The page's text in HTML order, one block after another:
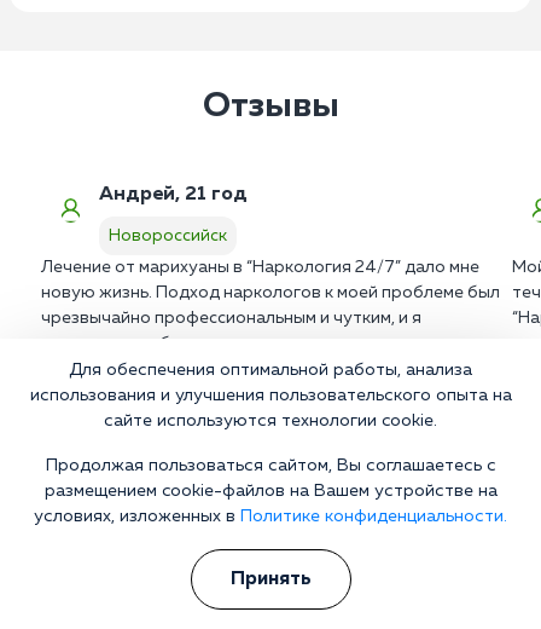
Отзывы
Андрей, 21 год
Новороссийск
Лечение от марихуаны в “Наркология 24/7” дало мне
новую жизнь. Подход наркологов к моей проблеме был
чрезвычайно профессиональным и чутким, и я
чувствовал себя поддержанным на каждом этапе.
Сейчас я полностью свободен от зависимости и живу
полноценной жизнью.
Больной не хочет лечиться?
Берем все на себя! Убеждаем на лечение без физического и
морального давления
Для обеспечения оптимальной работы, анализа
использования и улучшения пользовательского опыта на
сайте используются технологии cookie.
Продолжая пользоваться сайтом, Вы соглашаетесь с
размещением cookie-файлов на Вашем устройстве на
условиях, изложенных в
Политике конфиденциальности.
Принять